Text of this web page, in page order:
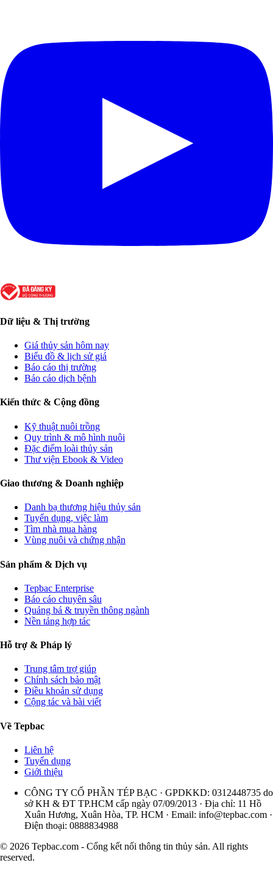
Dữ liệu & Thị trường
Giá thủy sản hôm nay
Biểu đồ & lịch sử giá
Báo cáo thị trường
Báo cáo dịch bệnh
Kiến thức & Cộng đồng
Kỹ thuật nuôi trồng
Quy trình & mô hình nuôi
Đặc điểm loài thủy sản
Thư viện Ebook & Video
Giao thương & Doanh nghiệp
Danh bạ thương hiệu thủy sản
Tuyển dụng, việc làm
Tìm nhà mua hàng
Vùng nuôi và chứng nhận
Sản phẩm & Dịch vụ
Tepbac Enterprise
Báo cáo chuyên sâu
Quảng bá & truyền thông ngành
Nền tảng hợp tác
Hỗ trợ & Pháp lý
Trung tâm trợ giúp
Chính sách bảo mật
Điều khoản sử dụng
Cộng tác và bài viết
Về Tepbac
Liên hệ
Tuyển dụng
Giới thiệu
CÔNG TY CỔ PHẦN TÉP BẠC · GPDKKD: 0312448735 do
sở KH & ĐT TP.HCM cấp ngày 07/09/2013 · Địa chỉ: 11 Hồ
Xuân Hương, Xuân Hòa, TP. HCM · Email: info@tepbac.com ·
Điện thoại: 0888834988
© 2026 Tepbac.com - Cổng kết nối thông tin thủy sản. All rights
reserved.